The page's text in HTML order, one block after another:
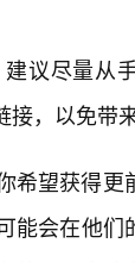
议尽量从
，以免带
希望获得
能会在他们